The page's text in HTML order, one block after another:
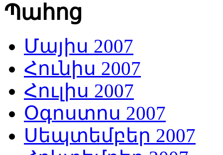
Պահոց
Մայիս 2007
Հունիս 2007
Հուլիս 2007
Օգոստոս 2007
Սեպտեմբեր 2007